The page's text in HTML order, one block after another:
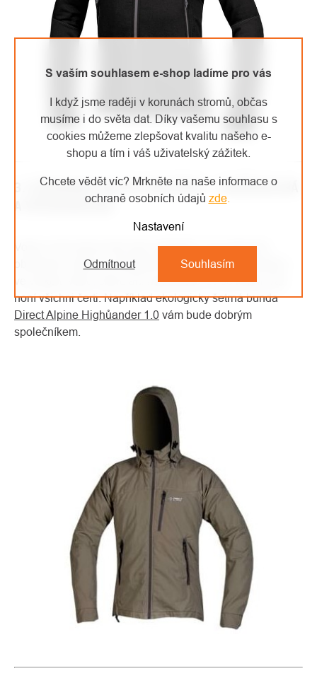
S vaším souhlasem e-shop ladíme pro vás
I když jsme raději v korunách stromů, občas
musíme i do světa dat. Díky vašemu souhlasu s
cookies můžeme zlepšovat kvalitu našeho e-
shopu a tím i váš uživatelský zážitek.
Chcete vědět víc? Mrkněte na naše informace o
ochraně osobních údajů zde.
Nastavení
Odmítnout Souhlasím
3. OCHRANNÁ VRSTVA OBLEČENÍ – VODĚODOLNÁ
A VĚTRUODOLNÁ
Voda a vítr nemusí být vaši nepřátelé. Se správným
oblečením, které je dostatečně nepromokavé a obstojí i
ve velkém větru, skoro ani nepoznáte, že se kolem vás
honí všichni čerti. Například ekologicky šetrná bunda
Direct Alpine Highůander 1.0 vám bude dobrým
společníkem.